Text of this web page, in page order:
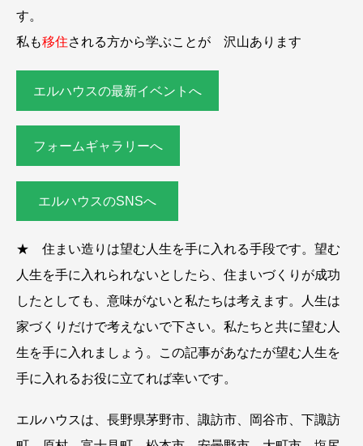
す。
私も移住される方から学ぶことが 沢山あります
エルハウスの最新イベントへ
フォームギャラリーへ
エルハウスのSNSへ
★ 住まい造りは望む人生を手に入れる手段です。望む
人生を手に入れられないとしたら、住まいづくりが成功
したとしても、意味がないと私たちは考えます。人生は
家づくりだけで考えないで下さい。私たちと共に望む人
生を手に入れましょう。この記事があなたが望む人生を
手に入れるお役に立てれば幸いです。
エルハウスは、長野県茅野市、諏訪市、岡谷市、下諏訪